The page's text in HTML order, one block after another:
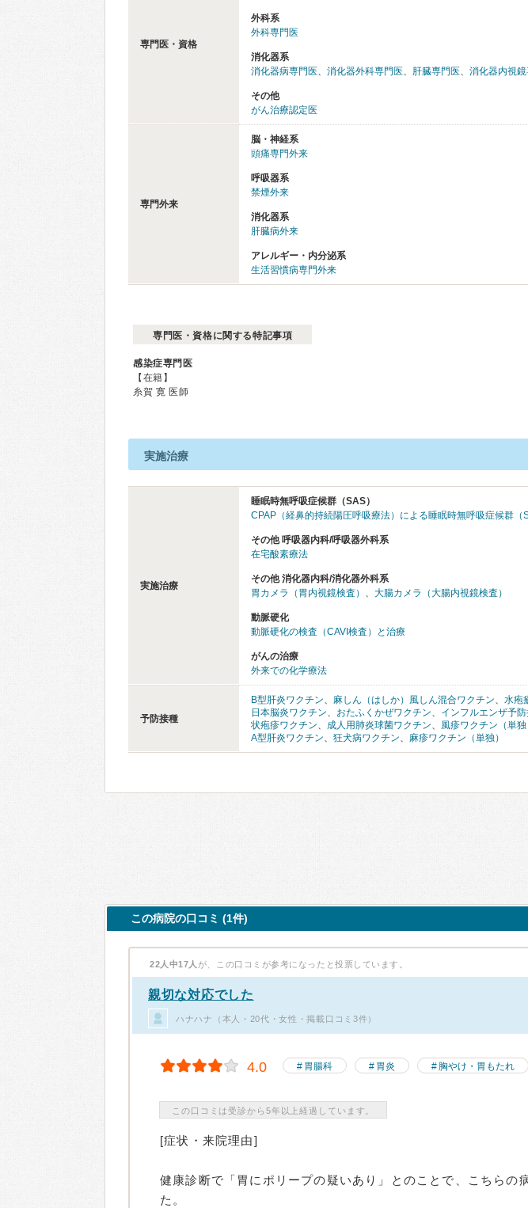
専門医・資格
外科系
外科専門医
消化器系
消化器病専門医、 消化器外科専門医、 肝臓専門医、 消化器内視
その他
がん治療認定医
専門外来
脳・神経系
頭痛専門外来
呼吸器系
禁煙外来
消化器系
肝臓病外来
アレルギー・内分泌系
生活習慣病専門外来
専門医・資格に関する特記事項
感染症専門医
【在籍】
糸賀 寛 医師
実施治療
実施治療
睡眠時無呼吸症候群（SAS）
CPAP（経鼻的持続陽圧呼吸療法）による睡眠時無呼吸症候群（
その他 呼吸器内科/呼吸器外科系
在宅酸素療法
その他 消化器内科/消化器外科系
胃カメラ（胃内視鏡検査） 、 大腸カメラ（大腸内視鏡検査）
動脈硬化
動脈硬化の検査（CAVI検査）と治療
がんの治療
外来での化学療法
予防接種
B型肝炎ワクチン、 麻しん（はしか）風しん混合ワクチン、 水疱
日本脳炎ワクチン、 おたふくかぜワクチン、 インフルエンザ予
状疱疹ワクチン、 成人用肺炎球菌ワクチン、 風疹ワクチン（単独
A型肝炎ワクチン、 狂犬病ワクチン、 麻疹ワクチン（単独）
この病院の口コミ (1件)
22人中17人 が、この口コミが参考になったと投票しています。
親切な対応でした
ハナハナ（本人・20代・女性・掲載口コミ3件）
4.0 胃腸科 胃炎 胸やけ・胃もたれ
この口コミは受診から5年以上経過しています。
[症状・来院理由]
健康診断で「胃にポリープの疑いあり」とのことで、こちらの
た。